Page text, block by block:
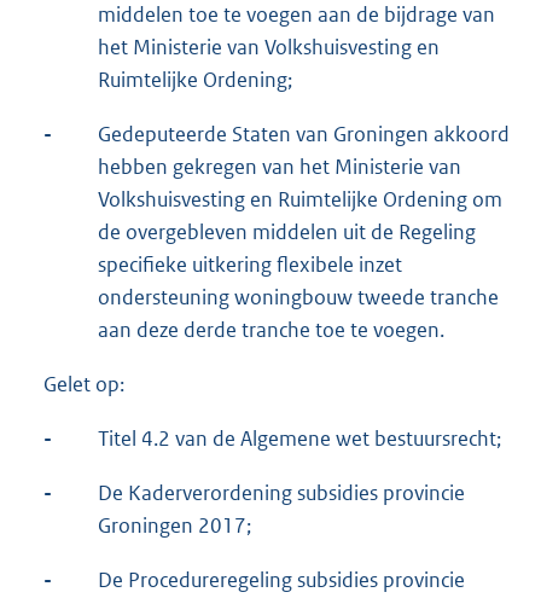
middelen toe te voegen aan de bijdrage van
het Ministerie van Volkshuisvesting en
Ruimtelijke Ordening;
-
Gedeputeerde Staten van Groningen akkoord
hebben gekregen van het Ministerie van
Volkshuisvesting en Ruimtelijke Ordening om
de overgebleven middelen uit de Regeling
specifieke uitkering flexibele inzet
ondersteuning woningbouw tweede tranche
aan deze derde tranche toe te voegen.
Gelet op:
- Titel 4.2 van de Algemene wet bestuursrecht;
-
De Kaderverordening subsidies provincie
Groningen 2017;
-
De Procedureregeling subsidies provincie